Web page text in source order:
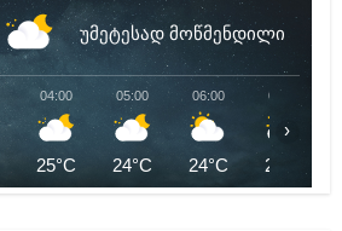
უმეტესად მოწმენდილი
04:00
25°C
05:00
24°C
06:00
24°C
07:00
25°C
›